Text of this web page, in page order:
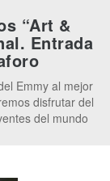
“Art &
Entrada
Emmy al mejor
disfrutar del
del mundo